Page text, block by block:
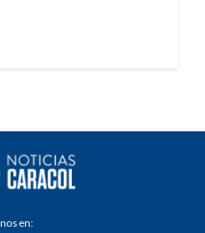
en: